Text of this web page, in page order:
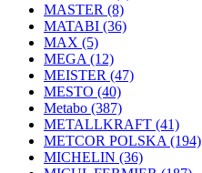
MASTER (8)
MATABI (36)
MAX (5)
MEGA (12)
MEISTER (47)
MESTO (40)
Metabo (387)
METALLKRAFT (41)
METCOR POLSKA (194)
MICHELIN (36)